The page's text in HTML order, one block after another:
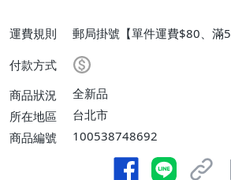
運費規則
郵局掛號【單件運費$80、滿5
付款方式
商品狀況
全新品
所在地區
台北市
商品編號
100538748692